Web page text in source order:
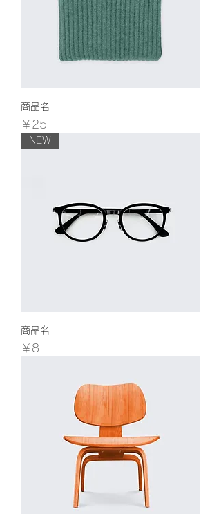
商品名
価格
￥25
NEW
商品名
価格
￥8